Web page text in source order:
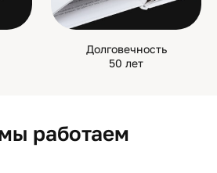
Долговечность
50 лет
работаем